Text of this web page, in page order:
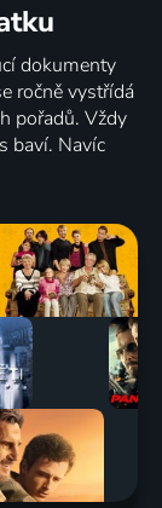
dokumenty
ročně vystřídá
pořadů. Vždy
baví. Navíc